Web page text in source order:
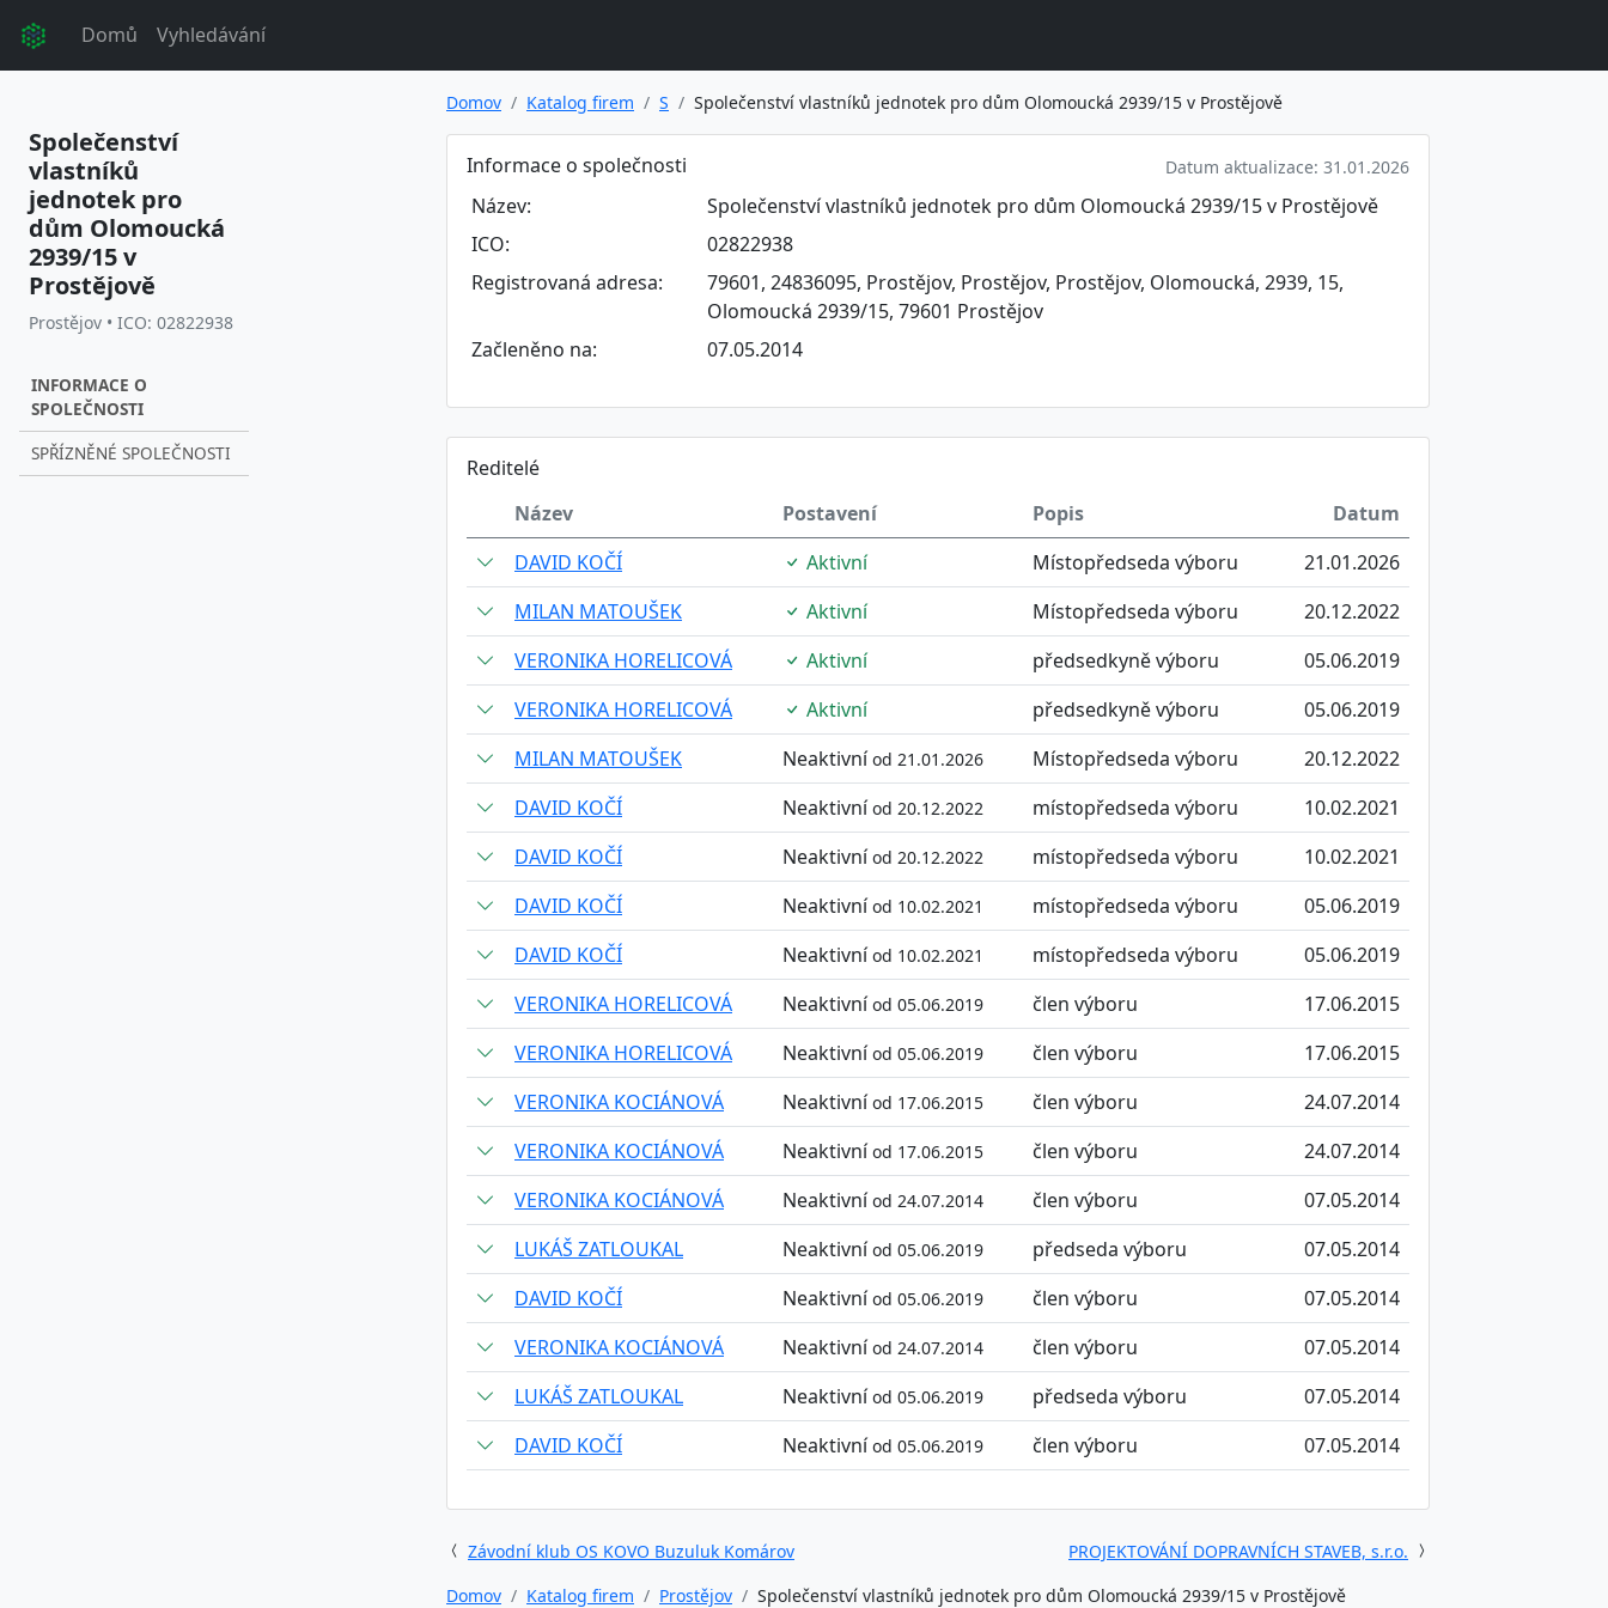
Domů Vyhledávání
Společenství
vlastníků
jednotek pro
dům Olomoucká
2939/15 v
Prostějově
Prostějov • ICO: 02822938
INFORMACE O
SPOLEČNOSTI
SPŘÍZNĚNÉ SPOLEČNOSTI
Domov Katalog firem S Společenství vlastníků jednotek pro dům Olomoucká 2939/15 v Prostějově
Informace o společnosti Datum aktualizace: 31.01.2026
Název:
Společenství vlastníků jednotek pro dům Olomoucká 2939/15 v Prostějově
ICO:
02822938
Registrovaná adresa:
79601, 24836095, Prostějov, Prostějov, Prostějov, Olomoucká, 2939, 15,
Olomoucká 2939/15, 79601 Prostějov
Začleněno na:
07.05.2014
Reditelé
Název
Postavení Popis
Datum
DAVID KOČÍ
Aktivní Místopředseda výboru
21.01.2026
MILAN MATOUŠEK
Aktivní Místopředseda výboru
20.12.2022
VERONIKA HORELICOVÁ
Aktivní předsedkyně výboru
05.06.2019
VERONIKA HORELICOVÁ
Aktivní předsedkyně výboru
05.06.2019
MILAN MATOUŠEK
Neaktivníod 21.01.2026 Místopředseda výboru
20.12.2022
DAVID KOČÍ
Neaktivníod 20.12.2022 místopředseda výboru
10.02.2021
DAVID KOČÍ
Neaktivníod 20.12.2022 místopředseda výboru
10.02.2021
DAVID KOČÍ
Neaktivníod 10.02.2021 místopředseda výboru
05.06.2019
DAVID KOČÍ
Neaktivníod 10.02.2021 místopředseda výboru
05.06.2019
VERONIKA HORELICOVÁ
Neaktivníod 05.06.2019 člen výboru
17.06.2015
VERONIKA HORELICOVÁ
Neaktivníod 05.06.2019 člen výboru
17.06.2015
VERONIKA KOCIÁNOVÁ
Neaktivníod 17.06.2015 člen výboru
24.07.2014
VERONIKA KOCIÁNOVÁ
Neaktivníod 17.06.2015 člen výboru
24.07.2014
VERONIKA KOCIÁNOVÁ
Neaktivníod 24.07.2014 člen výboru
07.05.2014
LUKÁŠ ZATLOUKAL
Neaktivníod 05.06.2019 předseda výboru
07.05.2014
DAVID KOČÍ
Neaktivníod 05.06.2019 člen výboru
07.05.2014
VERONIKA KOCIÁNOVÁ
Neaktivníod 24.07.2014 člen výboru
07.05.2014
LUKÁŠ ZATLOUKAL
Neaktivníod 05.06.2019 předseda výboru
07.05.2014
DAVID KOČÍ
Neaktivníod 05.06.2019 člen výboru 07.05.2014
Závodní klub OS KOVO Buzuluk Komárov
PROJEKTOVÁNÍ DOPRAVNÍCH STAVEB, s.r.o.
Domov
Katalog firem Prostějov Společenství vlastníků jednotek pro dům Olomoucká 2939/15 v Prostějově